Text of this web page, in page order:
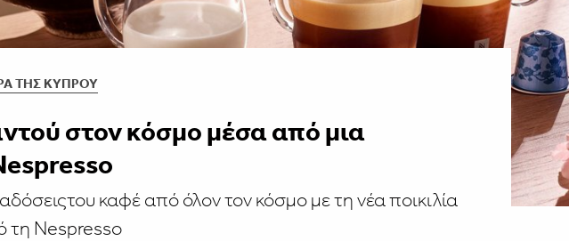
ΤΗΣ ΚΎΠΡΟΥ
στον κόσμο μέσα από μια
καφέ από όλον τον κόσµο µε τη νέα ποικιλία
τη Nespresso